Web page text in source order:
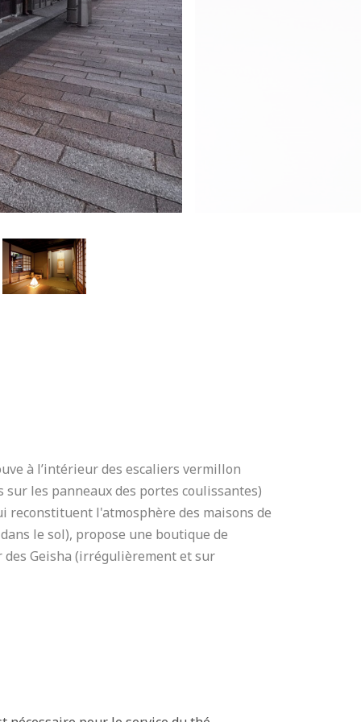
à l’intérieur des escaliers vermillon
les panneaux des portes coulissantes)
reconstituent l'atmosphère des maisons de
le sol), propose une boutique de
des Geisha (irrégulièrement et sur